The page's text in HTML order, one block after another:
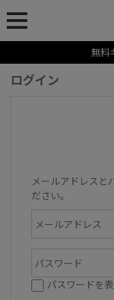
無料
ログイン
メールアドレスと
ださい。
パスワードを